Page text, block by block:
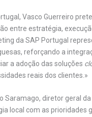
Vasco Guerreiro
entre estratégia,
da SAP Portugal
reforçando a
a adoção das soluções
reais dos clientes.»
Saramago, diretor geral
local com as prioridades